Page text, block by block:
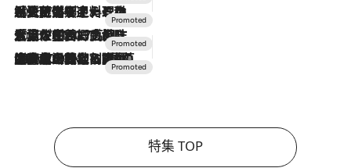
2026.7.24
【夏限定ディナーコース】旬を迎える稚鮎や花ズッキーニなどをイタリア・トスカーナの郷土料理の手法で満喫！
2026.7.17
「土佐和ハーブかき氷」がOMO7高知に登場！生姜、山椒、大葉など目にも舌にも涼を呼ぶ郷土の味
2026.7.10
NEW OPEN！【界 草津】名湯の地に誕生。趣の異なる2種の温泉と上州ならではの会席・蕎麦割烹など美食を味わう究極の癒やし旅
特集 TOP